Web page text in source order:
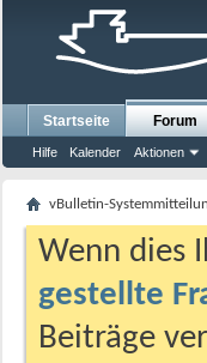
Startseite Forum
Hilfe Kalender Aktionen
vBulletin-
Wenn dies
gestellte
Beiträge